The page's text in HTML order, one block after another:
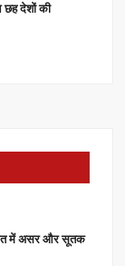
देशों की
में असर और सूतक